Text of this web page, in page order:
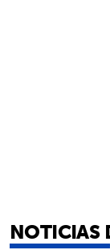
NOTICIAS